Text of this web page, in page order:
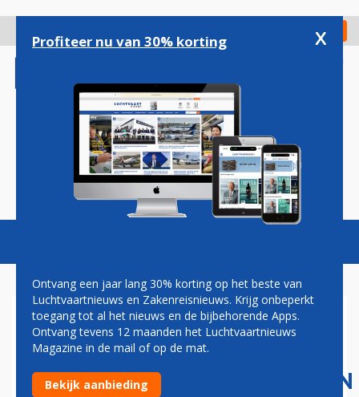
gaan
Check in
Magazine Podcasts Vacatures
DALING OLIEPRIJS KLEINE
OPSTEKER
LUCHTVAARTMAATSCHAPPIJEN
Profiteer nu van 30% korting x
Ontvang een jaar lang 30% korting op het beste van
Luchtvaartnieuws en Zakenreisnieuws. Krijg onbeperkt
toegang tot al het nieuws en de bijbehorende Apps.
Ontvang tevens 12 maanden het Luchtvaartnieuws
Magazine in de mail of op de mat.
Bekijk aanbieding